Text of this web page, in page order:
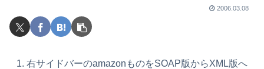
2006.03.08
右サイドバーのamazonものをSOAP版からXML版へ